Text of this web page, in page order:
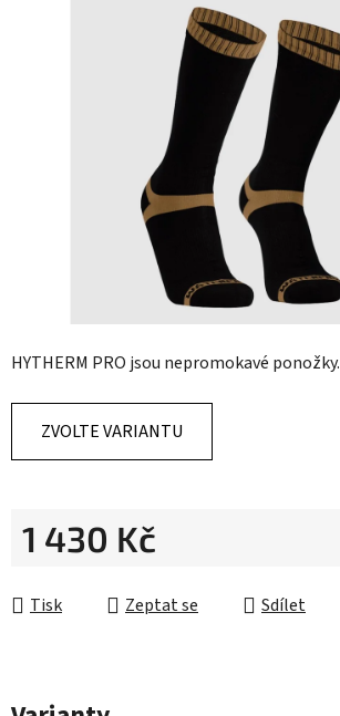
HYTHERM PRO jsou nepromokavé ponožky.
ZVOLTE VARIANTU
1 430 Kč
Tisk
Zeptat se Sdílet